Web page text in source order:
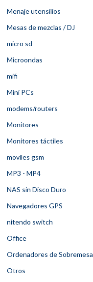
Menaje utensilios
Mesas de mezclas / DJ
micro sd
Microondas
mifi
Mini PCs
modems/routers
Monitores
Monitores táctiles
moviles gsm
MP3 - MP4
NAS sin Disco Duro
Navegadores GPS
nitendo switch
Office
Ordenadores de Sobremesa
Otros